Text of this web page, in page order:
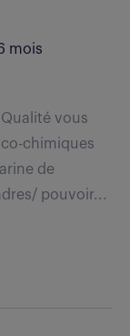
mois
vous
chimiques
de
pouvoir...